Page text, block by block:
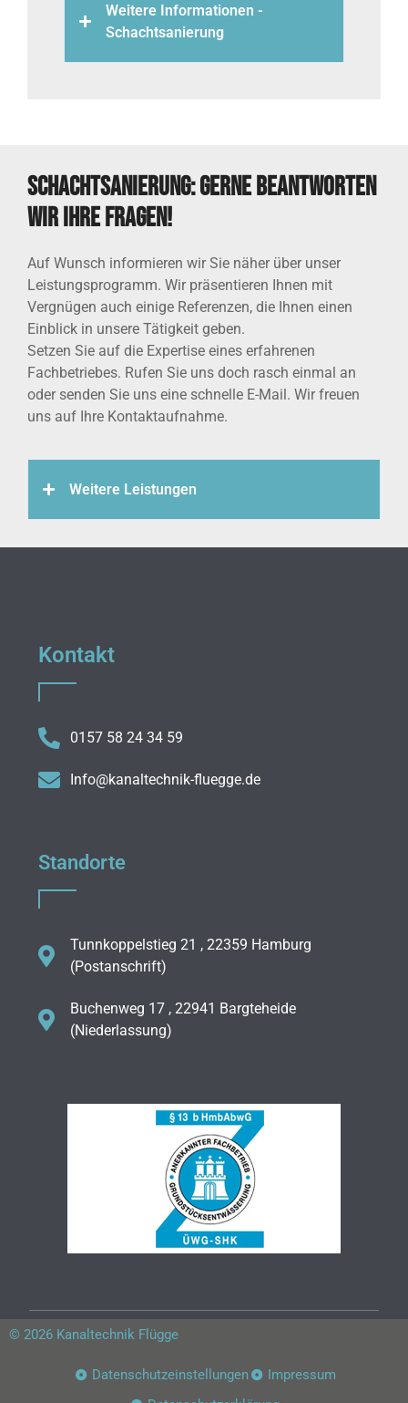
Weitere Informationen -
Schachtsanierung
Schachtsanierung: Gerne beantworten
wir Ihre Fragen!
Auf Wunsch informieren wir Sie näher über unser
Leistungsprogramm. Wir präsentieren Ihnen mit
Vergnügen auch einige Referenzen, die Ihnen einen
Einblick in unsere Tätigkeit geben.
Setzen Sie auf die Expertise eines erfahrenen
Fachbetriebes. Rufen Sie uns doch rasch einmal an
oder senden Sie uns eine schnelle E-Mail. Wir freuen
uns auf Ihre Kontaktaufnahme.
Weitere Leistungen
Kontakt
0157 58 24 34 59
Info@kanaltechnik-fluegge.de
Standorte
Tunnkoppelstieg 21 , 22359 Hamburg
(Postanschrift)
Buchenweg 17 , 22941 Bargteheide
(Niederlassung)
© 2026 Kanaltechnik Flügge
Datenschutzeinstellungen
Impressum